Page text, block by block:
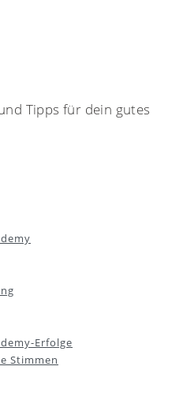
Tipps für dein gutes
Erfolge
Stimmen